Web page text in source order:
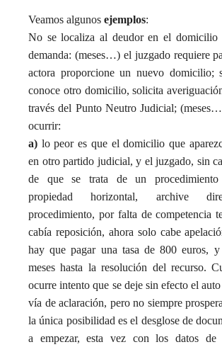
Veamos algunos ejemplos:
No se localiza al deudor en el domicilio
demanda: (meses…) el juzgado requiere
actora proporcione un nuevo domicilio;
conoce otro domicilio, solicita
través del Punto Neutro Judicial;
ocurrir:
a) lo peor es que el domicilio que
en otro partido judicial, y el juzgado, sin
de que se trata de un
propiedad horizontal, archive
procedimiento, por falta de competencia
cabía reposición, ahora solo cabe
hay que pagar una tasa de 800 euros, y
meses hasta la resolución del recurso.
ocurre intento que se deje sin efecto el
vía de aclaración, pero no siempre
la única posibilidad es el desglose de
a empezar, esta vez con los datos de